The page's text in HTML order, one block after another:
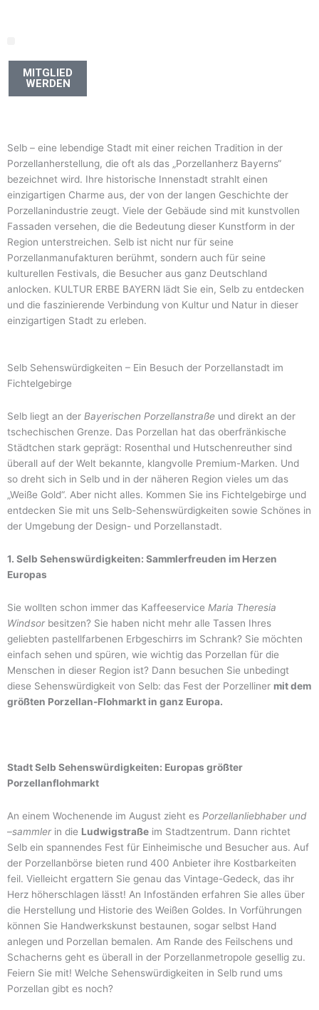
MITGLIED
WERDEN
Selb – eine lebendige Stadt mit einer reichen Tradition in der
Porzellanherstellung, die oft als das „Porzellanherz Bayerns“
bezeichnet wird. Ihre historische Innenstadt strahlt einen
einzigartigen Charme aus, der von der langen Geschichte der
Porzellanindustrie zeugt. Viele der Gebäude sind mit kunstvollen
Fassaden versehen, die die Bedeutung dieser Kunstform in der
Region unterstreichen. Selb ist nicht nur für seine
Porzellanmanufakturen berühmt, sondern auch für seine
kulturellen Festivals, die Besucher aus ganz Deutschland
anlocken. KULTUR ERBE BAYERN lädt Sie ein, Selb zu entdecken
und die faszinierende Verbindung von Kultur und Natur in dieser
einzigartigen Stadt zu erleben.
Selb Sehenswürdigkeiten – Ein Besuch der Porzellanstadt im
Fichtelgebirge
Selb liegt an der Bayerischen Porzellanstraße und direkt an der
tschechischen Grenze. Das Porzellan hat das oberfränkische
Städtchen stark geprägt: Rosenthal und Hutschenreuther sind
überall auf der Welt bekannte, klangvolle Premium-Marken. Und
so dreht sich in Selb und in der näheren Region vieles um das
„Weiße Gold“. Aber nicht alles. Kommen Sie ins Fichtelgebirge und
entdecken Sie mit uns Selb-Sehenswürdigkeiten sowie Schönes in
der Umgebung der Design- und Porzellanstadt.
1. Selb Sehenswürdigkeiten: Sammlerfreuden im Herzen
Europas
Sie wollten schon immer das Kaffeeservice Maria Theresia
Windsorbesitzen? Sie haben nicht mehr alle Tassen Ihres
geliebten pastellfarbenen Erbgeschirrs im Schrank? Sie möchten
einfach sehen und spüren, wie wichtig das Porzellan für die
Menschen in dieser Region ist? Dann besuchen Sie unbedingt
diese Sehenswürdigkeit von Selb: das Fest der Porzelliner mit dem
größten Porzellan-Flohmarkt in ganz Europa.
Stadt Selb Sehenswürdigkeiten: Europas größter
Porzellanflohmarkt
An einem Wochenende im August zieht es Porzellanliebhaber und
–sammlerin die Ludwigstraße im Stadtzentrum. Dann richtet
Selb ein spannendes Fest für Einheimische und Besucher aus. Auf
der Porzellanbörse bieten rund 400 Anbieter ihre Kostbarkeiten
feil. Vielleicht ergattern Sie genau das Vintage-Gedeck, das ihr
Herz höherschlagen lässt! An Infoständen erfahren Sie alles über
die Herstellung und Historie des Weißen Goldes. In Vorführungen
können Sie Handwerkskunst bestaunen, sogar selbst Hand
anlegen und Porzellan bemalen. Am Rande des Feilschens und
Schacherns geht es überall in der Porzellanmetropole gesellig zu.
Feiern Sie mit! Welche Sehenswürdigkeiten in Selb rund ums
Porzellan gibt es noch?